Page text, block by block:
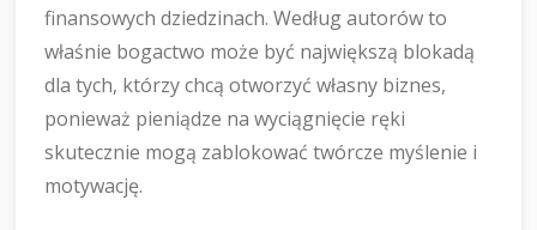
finansowych dziedzinach. Według autorów to
właśnie bogactwo może być największą blokadą
dla tych, którzy chcą otworzyć własny biznes,
ponieważ pieniądze na wyciągnięcie ręki
skutecznie mogą zablokować twórcze myślenie i
motywację.